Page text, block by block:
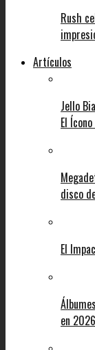
Rush
Artículos
Jello
El
disco
El
en 2026